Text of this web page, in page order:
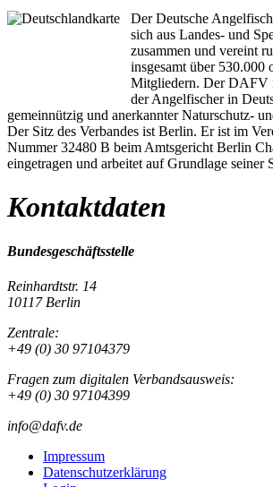
Der Deutsche
sich aus Landes- und
zusammen und vereint
insgesamt über 530.000
Mitgliedern. Der DAFV
der Angelfischer in
gemeinnützig und anerkannter Naturschutz-
Der Sitz des Verbandes ist Berlin. Er ist im
Nummer 32480 B beim Amtsgericht Berlin
eingetragen und arbeitet auf Grundlage seiner
Kontaktdaten
Bundesgeschäftsstelle
Reinhardtstr. 14
10117 Berlin
Zentrale:
+49 (0) 30 97104379
Fragen zum digitalen Verbandsausweis:
+49 (0) 30 97104399
info@dafv.de
Impressum
Datenschutzerklärung